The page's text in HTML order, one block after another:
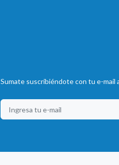
Sumate suscribiéndote con tu e-